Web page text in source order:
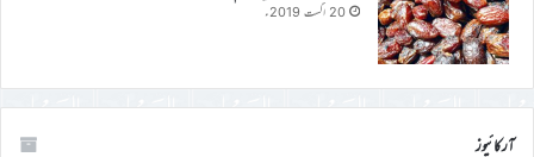
20 اگست 2019ء
آرکائیوز